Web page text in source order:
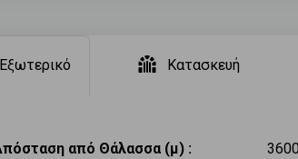
Εξωτερικό Κατασκευή
από Θάλασσα (μ) : 3600